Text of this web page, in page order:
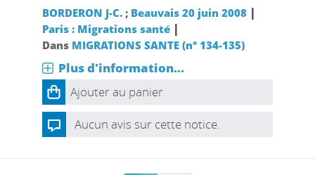
BORDERON J-C.; Beauvais 20 juin 2008 |
Paris : Migrations santé|
Dans MIGRATIONS SANTE (n° 134-135)
Plus d'information...
Ajouter au panier
Aucun avis sur cette notice.